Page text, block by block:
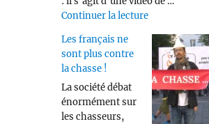
Continuer la lecturede « Savez
Les français ne
sont plus contre
la chasse !
La société débat
énormément sur
les chasseurs,